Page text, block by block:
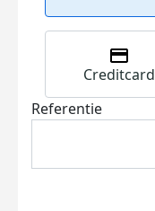
Creditcard
Referentie